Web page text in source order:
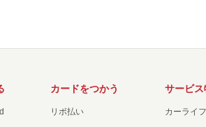
カードをつかう
リボ払い
サービス
カーライフ